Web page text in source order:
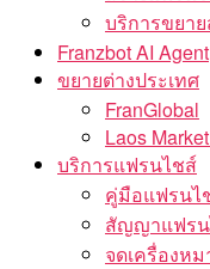
บริการขยา
Franzbot AI Agent
ขยายต่างประเทศ
FranGlobal
Laos
บริการแฟรนไชส์
คู่มือแฟรนไ
สัญญาแฟร
จดเครื่องห